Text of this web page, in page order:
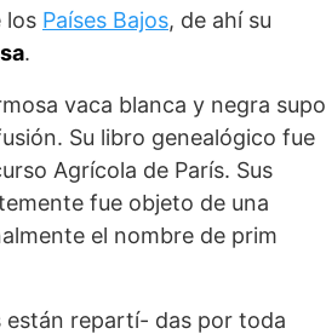
los Países Bajos, de ahí su
.
vaca blanca y negra supo
Su libro genealógico fue
Agrí­cola de París. Sus
fue objeto de una
el nombre de prim
están repartí- das por toda